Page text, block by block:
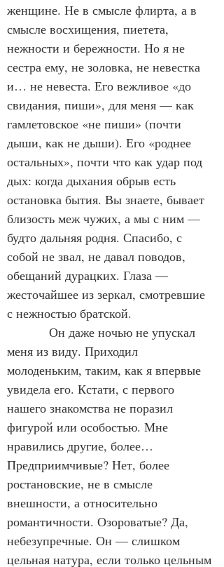
женщине. Не в смысле флирта, а в
смысле восхищения, пиетета,
нежности и бережности. Но я не
сестра ему, не золовка, не невестка
и… не невеста. Его вежливое «до
свидания, пиши», для меня — как
гамлетовское «не пиши» (почти
дыши, как не дыши). Его «роднее
остальных», почти что как удар под
дых: когда дыхания обрыв есть
остановка бытия. Вы знаете, бывает
близость меж чужих, а мы с ним —
будто дальняя родня. Спасибо, с
собой не звал, не давал поводов,
обещаний дурацких. Глаза —
жесточайшее из зеркал, смотревшие
с нежностью братской.
меня из виду. Приходил
молоденьким, таким, как я впервые
увидела его. Кстати, с первого
нашего знакомства не поразил
фигурой или особостью. Мне
нравились другие, более…
Предприимчивые? Нет, более
ростановские, не в смысле
внешности, а относительно
романтичности. Озороватые? Да,
небезупречные. Он — слишком
цельная натура, если только цельным